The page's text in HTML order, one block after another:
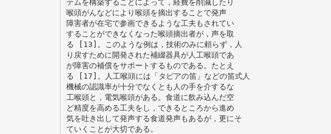
テムを構築することによって，経費を削減したり
喉頭がんなどにより喉頭を摘出することで発声
障害者が在宅で参画できるような工夫もされてい
することができなくなった喉頭摘出者が，声を取
る [13]。このような例は，技術のみに頼らず，人
り戻すために開発された補綴器具が人工喉頭であ
が障害の補償をサポートするものである。たとえ
る [17]。人工喉頭には「タピアの笛」などの笛式人
機械の認識率が十分でなくとも人の手を介するな
工喉頭と，電気喉頭がある。食道に飲み込んだ空
ど精度を高める工夫をし，できるところから進め
気を吐き出して発声する食道発声もあるが，更にそ
ていくことが大切である。